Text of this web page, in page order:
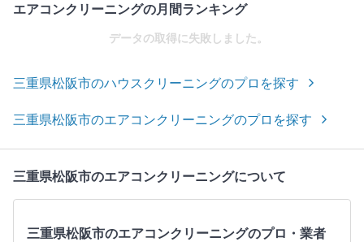
エアコンクリーニングの月間ランキング
データの取得に失敗しました。
三重県松阪市のハウスクリーニングのプロを探す
三重県松阪市のエアコンクリーニングのプロを探す
三重県松阪市のエアコンクリーニングについて
三重県松阪市のエアコンクリーニングのプロ・業者